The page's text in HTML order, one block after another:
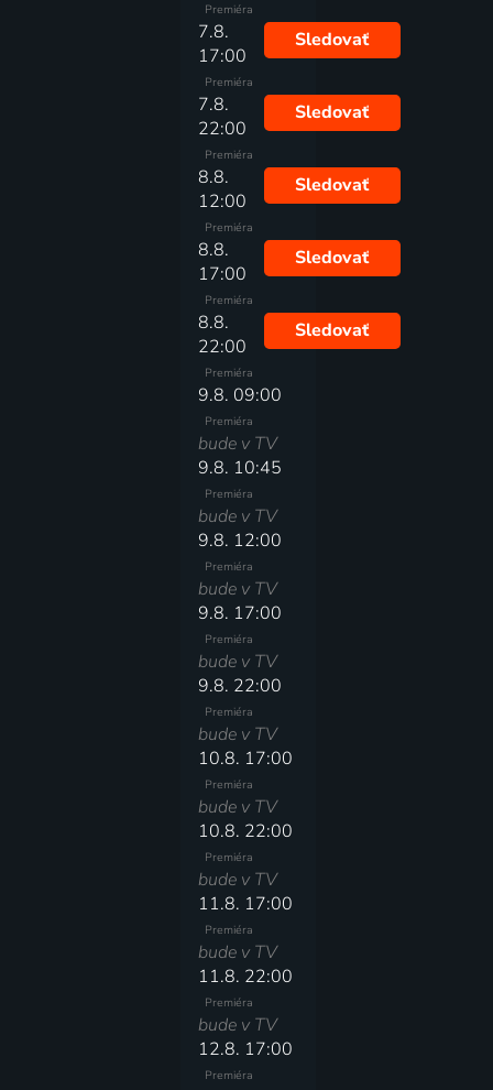
Premiéra
7.8.
17:00
Premiéra
Sledovať
7.8.
22:00
Premiéra
Sledovať
8.8.
12:00
Premiéra
Sledovať
8.8.
17:00
Premiéra
Sledovať
8.8.
22:00
Premiéra
Sledovať
9.8. 09:00
Premiéra
bude v TV
9.8. 10:45
Premiéra
bude v TV
9.8. 12:00
Premiéra
bude v TV
9.8. 17:00
Premiéra
bude v TV
9.8. 22:00
Premiéra
bude v TV
10.8. 17:00
Premiéra
bude v TV
10.8. 22:00
Premiéra
bude v TV
11.8. 17:00
Premiéra
bude v TV
11.8. 22:00
Premiéra
bude v TV
12.8. 17:00
Premiéra